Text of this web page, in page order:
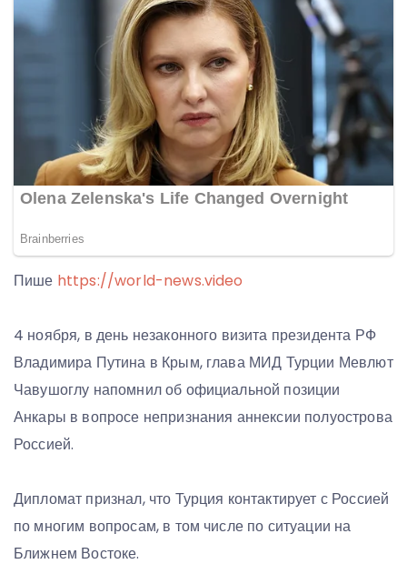
Пише https://world-news.video
4 ноября, в день незаконного визита президента РФ
Владимира Путина в Крым, глава МИД Турции Мевлют
Чавушоглу напомнил об официальной позиции
Анкары в вопросе непризнания аннексии полуострова
Россией.
Дипломат признал, что Турция контактирует с Россией
по многим вопросам, в том числе по ситуации на
Ближнем Востоке.